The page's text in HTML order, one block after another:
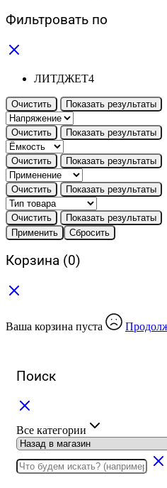
Фильтровать по
ЛИТДЖЕТ4
Очистить Показать результаты
Очистить Показать результаты
Очистить Показать результаты
Очистить Показать результаты
Очистить
Показать результаты
Применить
Сбросить
Корзина (0)
Ваша корзина пуста
Поиск
Все категории